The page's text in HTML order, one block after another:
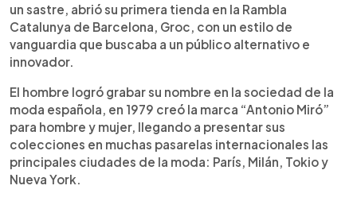
un sastre, abrió su primera tienda en la Rambla
Catalunya de Barcelona, Groc, con un estilo de
vanguardia que buscaba a un público alternativo e
innovador.
El hombre logró grabar su nombre en la sociedad de la
moda española, en 1979 creó la marca “Antonio Miró”
para hombre y mujer, llegando a presentar sus
colecciones en muchas pasarelas internacionales las
principales ciudades de la moda: París, Milán, Tokio y
Nueva York.